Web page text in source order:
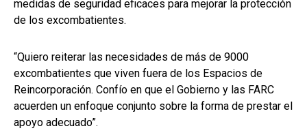
medidas de seguridad eficaces para mejorar la protección
de los excombatientes.
“Quiero reiterar las necesidades de más de 9000
excombatientes que viven fuera de los Espacios de
Reincorporación. Confío en que el Gobierno y las FARC
acuerden un enfoque conjunto sobre la forma de prestar el
apoyo adecuado”.